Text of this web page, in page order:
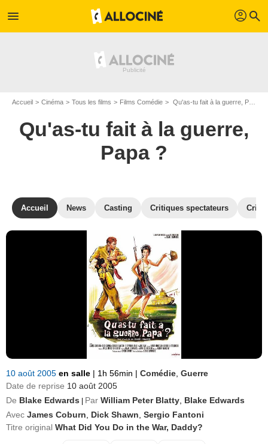
menu profil search
Accueil Cinéma Tous les films Films Comédie Qu'as-tu fait à la guerre, Papa ? de Blake Edwards
Qu'as-tu fait à la guerre,
Papa ?
Accueil News Casting Critiques spectateurs
10 août 2005 en salle | 1h 56min | Comédie Guerre
Date de reprise 10 août 2005
De Blake Edwards Par William Peter Blatty Blake Edwards
Avec James Coburn Dick Shawn Sergio Fantoni
Titre original What Did You Do in the War, Daddy?